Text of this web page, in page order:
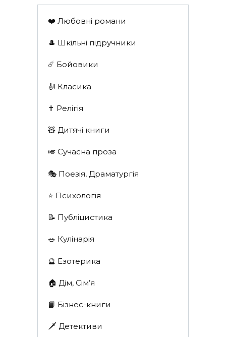
❤️ Любовні романи
🎩 Шкільні підручники
☄️ Бойовики
🎻 Класика
✝️ Релігія
🧸 Дитячі книги
🎺 Сучасна проза
🎭 Поезія, Драматургія
⭐️ Психологія
📝 Публіцистика
🥗 Кулінарія
🔮 Езотерика
🏠 Дім, Сім’я
📙 Бізнес-книги
🗡 Детективи